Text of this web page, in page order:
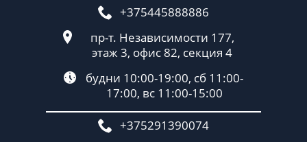
+375445888886
пр-т. Независимости 177,
этаж 3, офис 82, секция 4
будни 10:00-19:00, сб 11:00-
17:00, вс 11:00-15:00
+375291390074